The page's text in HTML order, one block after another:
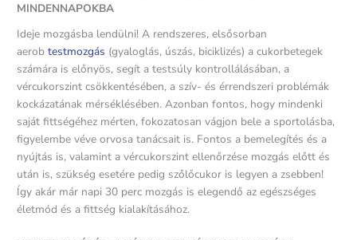
MINDENNAPOKBA
Ideje mozgásba lendülni! A rendszeres, elsősorban
aerobtestmozgás (gyaloglás, úszás, biciklizés) a cukorbetegek
számára is előnyös, segít a testsúly kontrollálásában, a
vércukorszint csökkentésében, a szív- és érrendszeri problémák
kockázatának mérséklésében. Azonban fontos, hogy mindenki
saját fittségéhez mérten, fokozatosan vágjon bele a sportolásba,
figyelembe véve orvosa tanácsait is. Fontos a bemelegítés és a
nyújtás is, valamint a vércukorszint ellenőrzése mozgás előtt és
után is, szükség esetére pedig szőlőcukor is legyen a zsebben!
Így akár már napi 30 perc mozgás is elegendő az egészséges
életmód és a fittség kialakításához.